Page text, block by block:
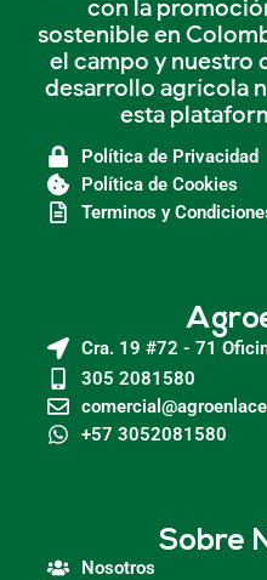
con la
sostenible en
el campo y nuestro
desarrollo agrícola
esta
Política de Privacidad
Política de Cookies
Terminos y
Cra. 19 #72 - 71
305 2081580
+57 3052081580
Sobre
Nosotros